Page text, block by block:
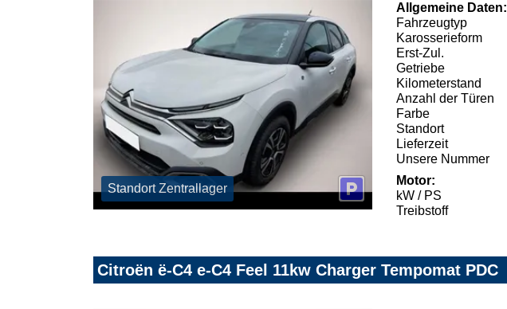
Standort Zentrallager
Allgemeine Daten:
Fahrzeugtyp
Karosserieform
Erst-Zul.
Getriebe
Kilometerstand
Anzahl der Türen
Farbe
Standort
Lieferzeit
Unsere Nummer
Motor:
kW / PS
Treibstoff
Citroën ë-C4 e-C4 Feel 11kw Charger Tempomat PDC